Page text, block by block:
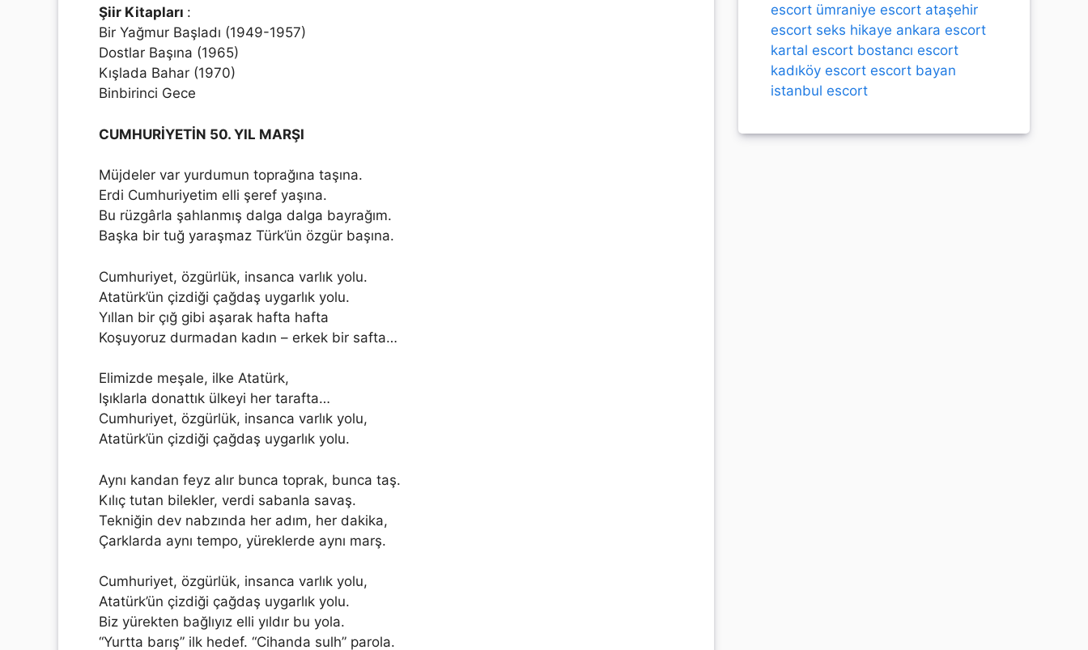
Şiir Kitapları :
Bir Yağmur Başladı (1949-1957)
Dostlar Başına (1965)
Kışlada Bahar (1970)
Binbirinci Gece
CUMHURİYETİN 50. YIL MARŞI
Müjdeler var yurdumun toprağına taşına.
Erdi Cumhuriyetim elli şeref yaşına.
Bu rüzgârla şahlanmış dalga dalga bayrağım.
Başka bir tuğ yaraşmaz Türk’ün özgür başına.
Cumhuriyet, özgürlük, insanca varlık yolu.
Atatürk’ün çizdiği çağdaş uygarlık yolu.
Yıllan bir çığ gibi aşarak hafta hafta
Koşuyoruz durmadan kadın – erkek bir safta…
Elimizde meşale, ilke Atatürk,
Işıklarla donattık ülkeyi her tarafta…
Cumhuriyet, özgürlük, insanca varlık yolu,
Atatürk’ün çizdiği çağdaş uygarlık yolu.
Aynı kandan feyz alır bunca toprak, bunca taş.
Kılıç tutan bilekler, verdi sabanla savaş.
Tekniğin dev nabzında her adım, her dakika,
Çarklarda aynı tempo, yüreklerde aynı marş.
Cumhuriyet, özgürlük, insanca varlık yolu,
Atatürk’ün çizdiği çağdaş uygarlık yolu.
Biz yürekten bağlıyız elli yıldır bu yola.
“Yurtta barış” ilk hedef. “Cihanda sulh” parola.
escort ümraniye escort ataşehir
escort seks hikaye ankara escort
kartal escort bostancı escort
kadıköy escort escort bayan
istanbul escort